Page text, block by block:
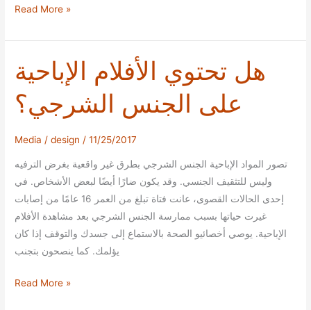
كيف
الأمر
تمارس
الجنس
مع
في
نفس
الوقت؟
Read More »
هل تحتوي الأفلام الإباحية
على الجنس الشرجي؟
Media /design /11/25/2017
تصور المواد الإباحية الجنس الشرجي بطرق غير واقعية بغرض الترفيه
وليس للتثقيف الجنسي. وقد يكون ضارًا أيضًا لبعض الأشخاص. في
إحدى الحالات القصوى، عانت فتاة تبلغ من العمر 16 عامًا من إصابات
غيرت حياتها بسبب ممارسة الجنس الشرجي بعد مشاهدة الأفلام
الإباحية. يوصي أخصائيو الصحة بالاستماع إلى جسدك والتوقف إذا كان
يؤلمك. كما ينصحون بتجنب
هل
Read More »